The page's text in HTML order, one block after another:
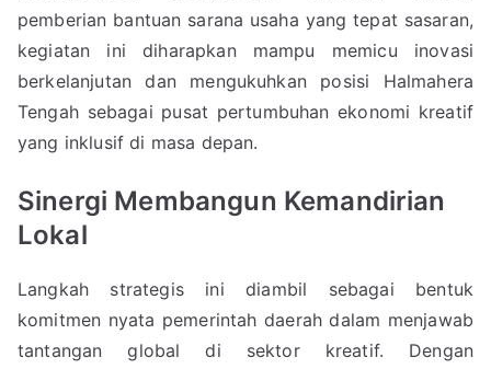
pemberian bantuan sarana usaha yang tepat sasaran,
kegiatan ini diharapkan mampu memicu inovasi
berkelanjutan dan mengukuhkan posisi Halmahera
Tengah sebagai pusat pertumbuhan ekonomi kreatif
yang inklusif di masa depan.
Sinergi Membangun Kemandirian
Lokal
Langkah strategis ini diambil sebagai bentuk
komitmen nyata pemerintah daerah dalam menjawab
tantangan global di sektor kreatif. Dengan